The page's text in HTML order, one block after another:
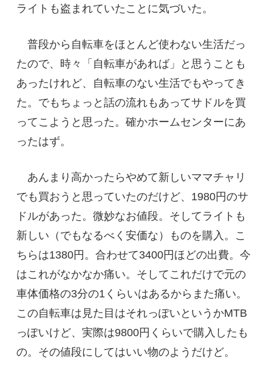
ライトも盗まれていたことに気づいた。
普段から自転車をほとんど使わない生活だっ
たので、時々「自転車があれば」と思うことも
あったけれど、自転車のない生活でもやってき
た。でもちょっと話の流れもあってサドルを買
ってこようと思った。確かホームセンターにあ
ったはず。
あんまり高かったらやめて新しいママチャリ
でも買おうと思っていたのだけど、1980円のサ
ドルがあった。微妙なお値段。そしてライトも
新しい（でもなるべく安価な）ものを購入。こ
ちらは1380円。合わせて3400円ほどの出費。今
はこれがなかなか痛い。そしてこれだけで元の
車体価格の3分の1くらいはあるからまた痛い。
この自転車は見た目はそれっぽいというかMTB
っぽいけど、実際は9800円くらいで購入したも
の。その値段にしてはいい物のようだけど。